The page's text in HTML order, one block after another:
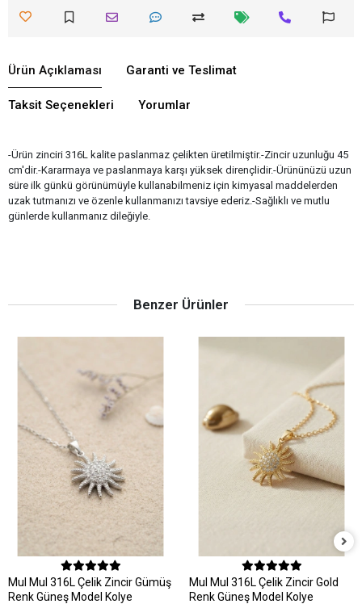
Ürün Açıklaması Garanti ve Teslimat
Taksit Seçenekleri Yorumlar
-Ürün zinciri 316L kalite paslanmaz çelikten üretilmiştir.-Zincir uzunluğu 45
cm'dir.-Kararmaya ve paslanmaya karşı yüksek dirençlidir.-Ürününüzü uzun
süre ilk günkü görünümüyle kullanabilmeniz için kimyasal maddelerden
uzak tutmanızı ve özenle kullanmanızı tavsiye ederiz.-Sağlıklı ve mutlu
günlerde kullanmanız dileğiyle.
Benzer Ürünler
MuI MuI 316L Çelik Zincir Gümüş
Renk Güneş Model Kolye
MuI MuI 316L Çelik Zincir Gold
Renk Güneş Model Kolye